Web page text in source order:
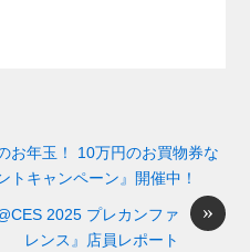
お年玉！ 10万円のお買物券な
トキャンペーン』開催中！
»
2025 プレカンファ
レンス』店員レポート